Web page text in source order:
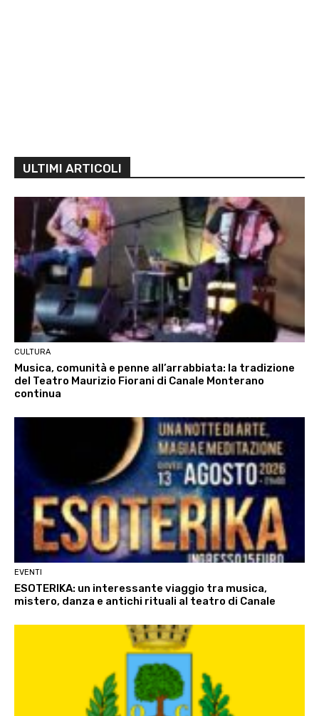
ULTIMI ARTICOLI
CULTURA
Musica, comunità e penne all’arrabbiata: la tradizione
del Teatro Maurizio Fiorani di Canale Monterano
continua
EVENTI
ESOTERIKA: un interessante viaggio tra musica,
mistero, danza e antichi rituali al teatro di Canale